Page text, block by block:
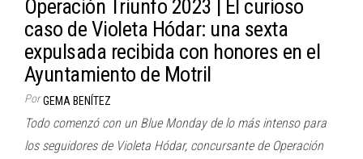
Operación Triunfo 2023 | El curioso
caso de Violeta Hódar: una sexta
expulsada recibida con honores en el
Ayuntamiento de Motril
Por GEMA BENÍTEZ
Todo comenzó con un Blue Monday de lo más intenso para
los seguidores de Violeta Hódar, concursante de Operación